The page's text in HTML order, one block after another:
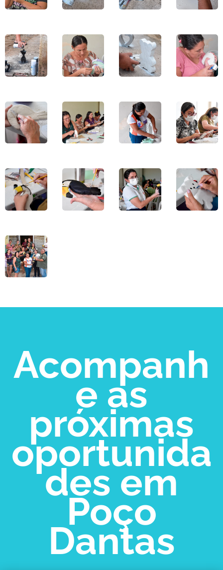
Acompanh
e as
próximas
oportunida
des em
Poço
Dantas